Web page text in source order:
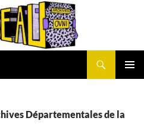
Départementales de la